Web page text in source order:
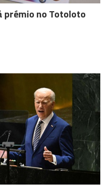
prémio no Totoloto